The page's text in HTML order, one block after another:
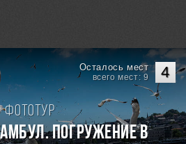
4
Осталось мест
всего мест: 9
Фототур
Погружение в